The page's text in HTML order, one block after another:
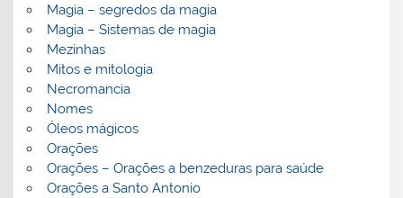
Magia – segredos da magia
Magia – Sistemas de magia
Mezinhas
Mitos e mitologia
Necromancia
Nomes
Óleos mágicos
Orações
Orações – Orações a benzeduras para saúde
Orações a Santo Antonio